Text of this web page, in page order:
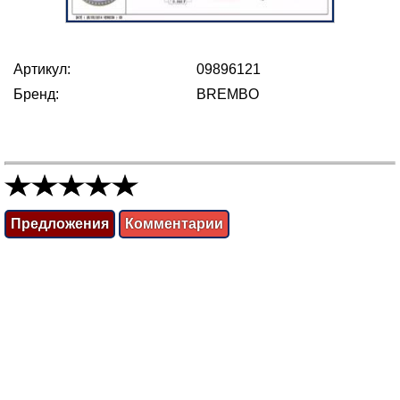
Артикул:
09896121
Бренд:
BREMBO
Предложения Комментарии